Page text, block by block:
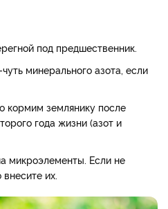
под предшественник.
минерального азота, если
кормим землянику после
года жизни (азот и
микроэлементы. Если не
их.